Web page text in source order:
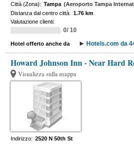
Città (Zona): Tampa (Aeroporto Tampa
Distanza dal centro città: 1.76 km
Valutazione clienti:
0/ 10
Hotel offerto anche da Hotels.com da
Howard Johnson Inn - Near Hard
Visualizza sulla mappa
Indirizzo: 2520 N 50th St